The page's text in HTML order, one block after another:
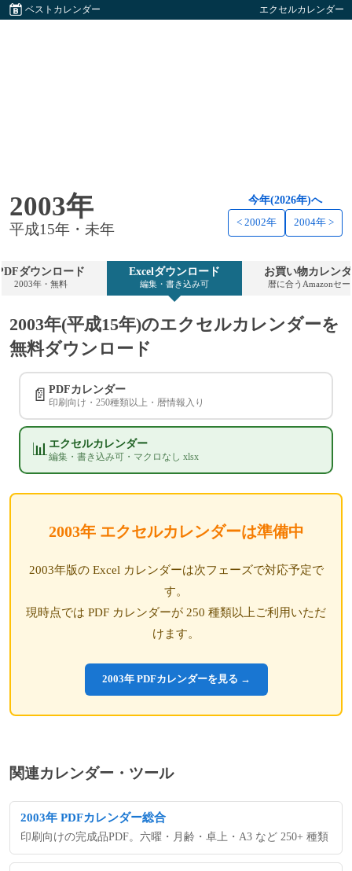
ベストカレンダー エクセルカレンダー
2003年
平成15年・未年
今年(2026年)へ
< 2002年 2004年 >
ダウンロード
2003年・無料
Excelダウンロード
編集・書き込み可
お買い物カレン
暦に合うAmazonセー
2003年(平成15年)のエクセルカレンダーを
無料ダウンロード
📄 PDFカレンダー
印刷向け・250種類以上・暦情報入り
📊 エクセルカレンダー
編集・書き込み可・マクロなし xlsx
2003年 エクセルカレンダーは準備中
2003年版の Excel カレンダーは次フェーズで対応予定で
す。
現時点では PDF カレンダーが 250 種類以上ご利用いただ
けます。
2003年 PDFカレンダーを見る →
関連カレンダー・ツール
2003年 PDFカレンダー総合
印刷向けの完成品PDF。六曜・月齢・卓上・A3 など 250+ 種類